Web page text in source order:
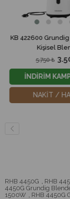
KB 422600 Grundig
Kişisel
5.750 ₺
İNDİRİM
NAKİT /
RHB 4450G , RHB
4450G Grundig
1500W , RHB 4450G